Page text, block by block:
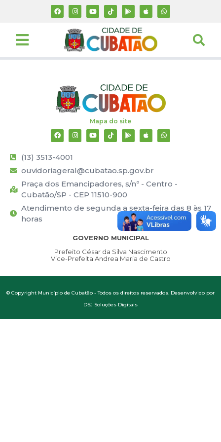
Mapa do site
(13) 3513-4001
ouvidoriageral@cubatao.sp.gov.br
Praça dos Emancipadores, s/nº - Centro -
Cubatão/SP - CEP 11510-900
Atendimento de segunda a sexta-feira das 8 às 17
horas
GOVERNO MUNICIPAL
Prefeito César da Silva Nascimento
Vice-Prefeita Andrea Maria de Castro
© Copyright Município de Cubatão - Todos os direitos reservados. Desenvolvido por
DSJ Soluções Digitais